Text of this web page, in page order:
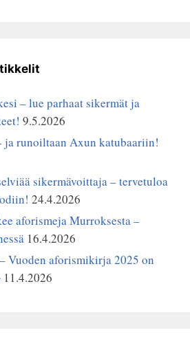
– lue parhaat sikermät ja
9.5.2026
ja runoiltaan Axun katubaariin!
sikermävoittaja – tervetuloa
24.4.2026
aforismeja Murroksesta –
16.4.2026
Vuoden aforismikirja 2025 on
11.4.2026